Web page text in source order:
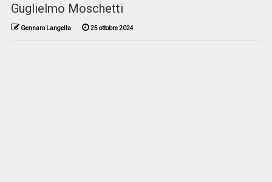
Guglielmo Moschetti
Gennaro Langella 25 ottobre 2024